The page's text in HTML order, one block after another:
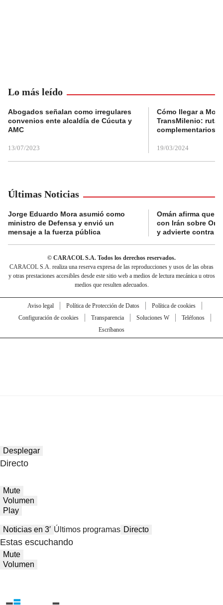
Lo más leído
Abogados señalan como irregulares
convenios ente alcaldía de Cúcuta y
AMC
13/07/2023
Cómo llegar a
TransMilenio:
complementarios
19/03/2024
Últimas Noticias
Jorge Eduardo Mora asumió como
ministro de Defensa y envió un
mensaje a la fuerza pública
Omán afirma que
con Irán sobre
y advierte contra
© CARACOL S.A. Todos los derechos reservados.
CARACOL S.A. realiza una reserva expresa de las reproducciones y usos de las obras
y otras prestaciones accesibles desde este sitio web a medios de lectura mecánica u otros
medios que resulten adecuados.
Aviso legal Política de Protección de Datos
Política de cookies
Configuración de cookies
Transparencia Soluciones W
Teléfonos
Escríbanos
Desplegar
Directo
Mute
Volumen
Play
Noticias en 3′ Últimos programas Directo
Estas escuchando
Mute
Volumen